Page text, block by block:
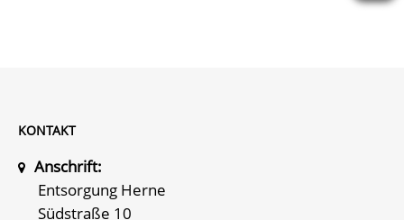
KONTAKT
Anschrift:
Entsorgung Herne
Südstraße 10